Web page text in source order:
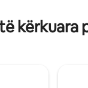
nga dita e
që në ORËN
Çdo
kërkuara